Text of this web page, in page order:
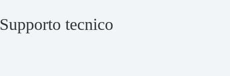
Supporto tecnico